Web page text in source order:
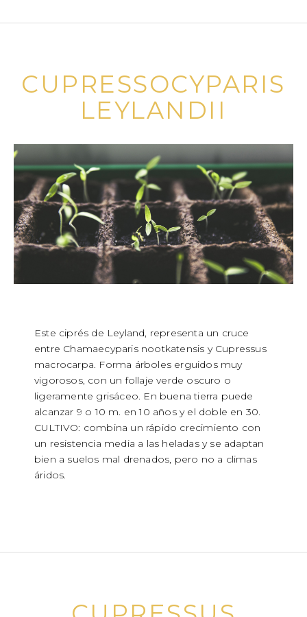
CUPRESSOCYPARIS
LEYLANDII
Este ciprés de Leyland, representa un cruce
entre Chamaecyparis nootkatensis y Cupressus
macrocarpa. Forma árboles erguidos muy
vigorosos, con un follaje verde oscuro o
ligeramente grisáceo. En buena tierra puede
alcanzar 9 o 10 m. en 10 años y el doble en 30.
CULTIVO: combina un rápido crecimiento con
un resistencia media a las heladas y se adaptan
bien a suelos mal drenados, pero no a climas
áridos.